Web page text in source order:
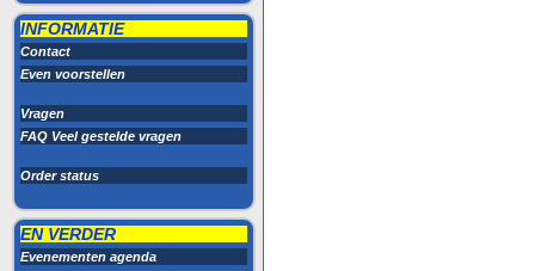
INFORMATIE
Contact
Even voorstellen
Vragen
FAQ Veel gestelde vragen
Order status
EN VERDER
Evenementen agenda